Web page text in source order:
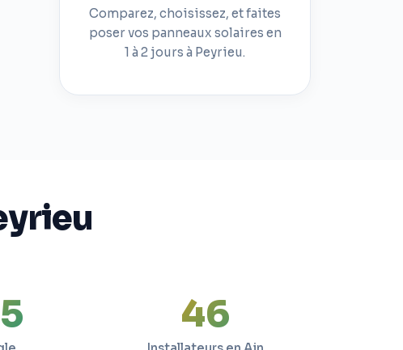
Comparez, choisissez, et faites
poser vos panneaux solaires en
1 à 2 jours à Peyrieu.
47